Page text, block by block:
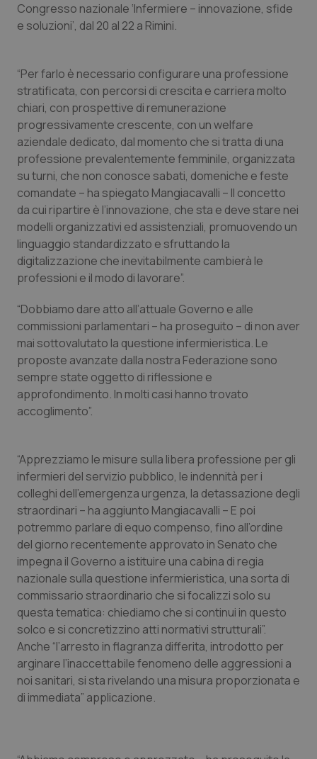
Sicilia
Umbria
Valle D’Aosta
Veneto
Neuroscienze & patologie neurodegenerative
Oftalmologia
Oncodermatologia
Oncoematologia
Oncologia & Nutrizione
Psoriasi & pelle
Quotidiano Cardiologia
Quotidiano Chirurgia
Quotidiano Oncologia
Quotidiano Pediatria
Rene & patologie urogenitali
Salute orale & impianti
Sangue & coagulazione
Tiroide
Tumore al seno
Tumore ovarico
Tumori del Polmone & Testa Collo
Tumori gastrointestinali
Vaccini
Congresso nazionale ‘Infermiere – innovazione, sfide
e soluzioni’, dal 20 al 22 a Rimini.
“Per farlo è necessario configurare una professione
stratificata, con percorsi di crescita e carriera molto
chiari, con prospettive di remunerazione
progressivamente crescente, con un welfare
aziendale dedicato, dal momento che si tratta di una
professione prevalentemente femminile, organizzata
su turni, che non conosce sabati, domeniche e feste
comandate – ha spiegato Mangiacavalli – Il concetto
da cui ripartire è l’innovazione, che sta e deve stare nei
modelli organizzativi ed assistenziali, promuovendo un
linguaggio standardizzato e sfruttando la
digitalizzazione che inevitabilmente cambierà le
professioni e il modo di lavorare”.
“Dobbiamo dare atto all’attuale Governo e alle
commissioni parlamentari – ha proseguito – di non aver
mai sottovalutato la questione infermieristica. Le
proposte avanzate dalla nostra Federazione sono
sempre state oggetto di riflessione e
approfondimento. In molti casi hanno trovato
accoglimento”.
“Apprezziamo le misure sulla libera professione per gli
infermieri del servizio pubblico, le indennità per i
colleghi dell’emergenza urgenza, la detassazione degli
straordinari – ha aggiunto Mangiacavalli – E poi
potremmo parlare di equo compenso, fino all’ordine
del giorno recentemente approvato in Senato che
impegna il Governo a istituire una cabina di regia
nazionale sulla questione infermieristica, una sorta di
commissario straordinario che si focalizzi solo su
questa tematica: chiediamo che si continui in questo
solco e si concretizzino atti normativi strutturali”.
Anche “l’arresto in flagranza differita, introdotto per
arginare l’inaccettabile fenomeno delle aggressioni a
noi sanitari, si sta rivelando una misura proporzionata e
di immediata” applicazione.